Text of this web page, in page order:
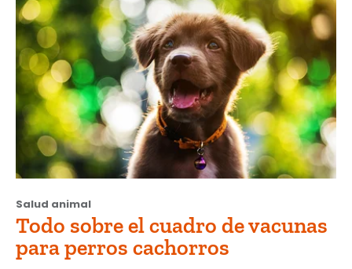
Salud animal
Todo sobre el cuadro de vacunas
para perros cachorros